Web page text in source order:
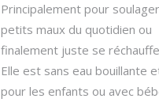
Principalement pour
petits maux du quotidien ou
finalement juste se
Elle est sans eau bouillante
pour les enfants ou avec